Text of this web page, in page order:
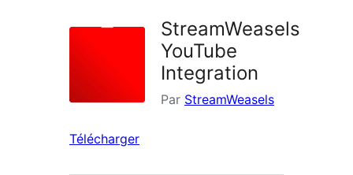
StreamWeasels
YouTube
Integration
Par StreamWeasels
Télécharger